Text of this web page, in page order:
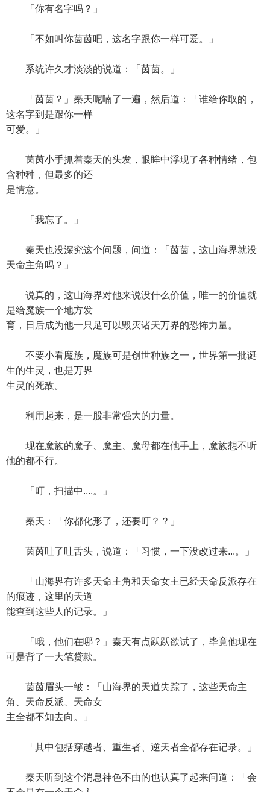
「你有名字吗？」
「不如叫你茵茵吧，这名字跟你一样可爱。」
系统许久才淡淡的说道：「茵茵。」
「茵茵？」秦天呢喃了一遍，然后道：「谁给你取的，
这名字到是跟你一样
可爱。」
茵茵小手抓着秦天的头发，眼眸中浮现了各种情绪，包
含种种，但最多的还
是情意。
「我忘了。」
秦天也没深究这个问题，问道：「茵茵，这山海界就没
天命主角吗？」
说真的，这山海界对他来说没什么价值，唯一的价值就
是给魔族一个地方发
育，日后成为他一只足可以毁灭诸天万界的恐怖力量。
不要小看魔族，魔族可是创世种族之一，世界第一批诞
生的生灵，也是万界
生灵的死敌。
利用起来，是一股非常强大的力量。
现在魔族的魔子、魔主、魔母都在他手上，魔族想不听
他的都不行。
「叮，扫描中....。」
秦天：「你都化形了，还要叮？？」
茵茵吐了吐舌头，说道：「习惯，一下没改过来...。」
「山海界有许多天命主角和天命女主已经天命反派存在
的痕迹，这里的天道
能查到这些人的记录。」
「哦，他们在哪？」秦天有点跃跃欲试了，毕竟他现在
可是背了一大笔贷款。
茵茵眉头一皱：「山海界的天道失踪了，这些天命主
角、天命反派、天命女
主全都不知去向。」
「其中包括穿越者、重生者、逆天者全都存在记录。」
秦天听到这个消息神色不由的也认真了起来问道：「会